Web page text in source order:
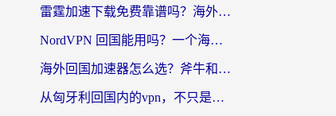
雷霆加速下载免费靠谱吗？海外党选回国加速器的避坑指南（附热门工具对比）
NordVPN 回国能用吗？一个海外用户必须面对的真实困境
海外回国加速器怎么选？斧牛和海龟哪个好？一篇帮你避开坑的实用指南
从匈牙利回国内的vpn，不只是为了刷剧那么简单